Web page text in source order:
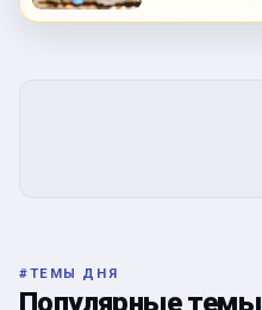
#ТЕМЫ ДНЯ